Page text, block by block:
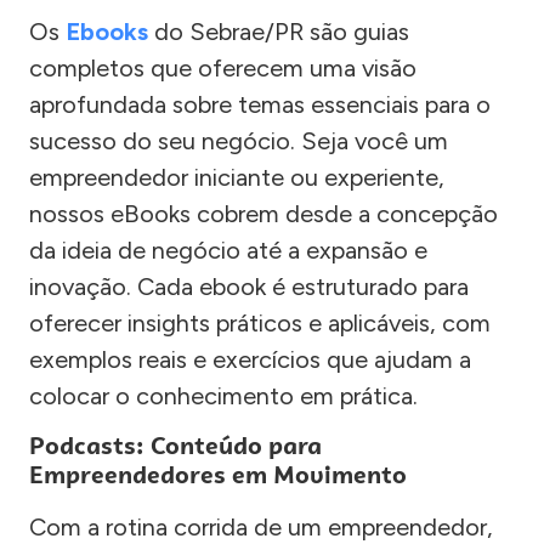
Os Ebooks do Sebrae/PR são guias
completos que oferecem uma visão
aprofundada sobre temas essenciais para o
sucesso do seu negócio. Seja você um
empreendedor iniciante ou experiente,
nossos eBooks cobrem desde a concepção
da ideia de negócio até a expansão e
inovação. Cada ebook é estruturado para
oferecer insights práticos e aplicáveis, com
exemplos reais e exercícios que ajudam a
colocar o conhecimento em prática.
Podcasts: Conteúdo para
Empreendedores em Movimento
Com a rotina corrida de um empreendedor,